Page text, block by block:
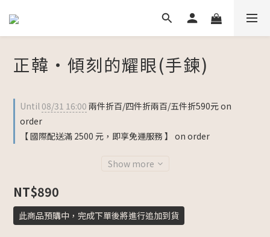
正韓・傾刻的耀眼(手鍊)
Until 08/31 16:00 兩件折百/四件折兩百/五件折590元 on
order
【 國際配送滿 2500 元，即享免運服務 】 on order
Show more
NT$890
此商品預購中，完成下單後將進行追加到貨